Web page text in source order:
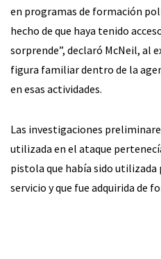
en programas de formación
hecho de que haya tenido
sorprende”, declaró McNeil, al
figura familiar dentro de la
en esas actividades.
Las investigaciones
utilizada en el ataque
pistola que había sido
servicio y que fue adquirida de